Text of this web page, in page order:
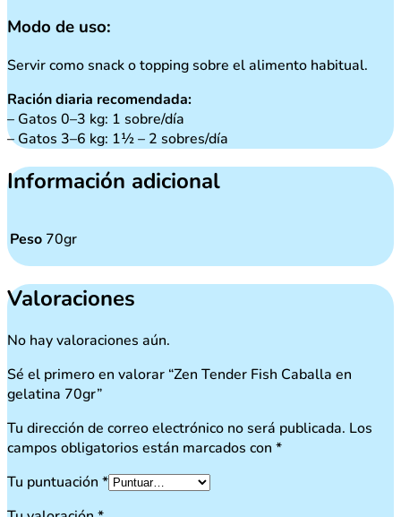
Modo de uso:
Servir como snack o topping sobre el alimento habitual.
Ración diaria recomendada:
– Gatos 0–3 kg: 1 sobre/día
– Gatos 3–6 kg: 1½ – 2 sobres/día
Información adicional
Peso 70gr
Valoraciones
No hay valoraciones aún.
Sé el primero en valorar “Zen Tender Fish Caballa en
gelatina 70gr”
Tu dirección de correo electrónico no será publicada. Los
campos obligatorios están marcados con *
Tu puntuación *